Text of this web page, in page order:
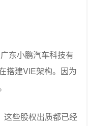
东小鹏汽车科技有
搭建VIE架构。因为
这些股权出质都已经